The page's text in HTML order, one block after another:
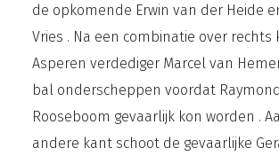
de opkomende Erwin van der Heide
Vries . Na een combinatie over rechts
Asperen verdediger Marcel van
bal onderscheppen voordat Raymond
Rooseboom gevaarlijk kon worden .
andere kant schoot de gevaarlijke